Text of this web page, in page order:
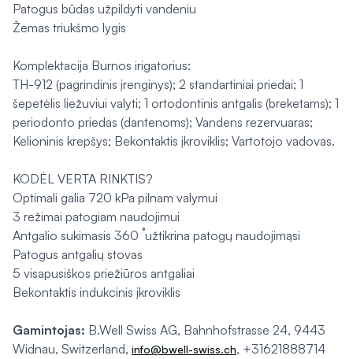
Patogus būdas užpildyti vandeniu
Žemas triukšmo lygis
Komplektacija Burnos irigatorius:
TH-912 (pagrindinis įrenginys); 2 standartiniai priedai; 1
šepetėlis liežuviui valyti; 1 ortodontinis antgalis (breketams); 1
periodonto priedas (dantenoms); Vandens rezervuaras;
Kelioninis krepšys; Bekontaktis įkroviklis; Vartotojo vadovas.
KODĖL VERTA RINKTIS?
Optimali galia 720 kPa pilnam valymui
3 režimai patogiam naudojimui
Antgalio sukimasis 360 ˚ užtikrina patogų naudojimąsi
Patogus antgalių stovas
5 visapusiškos priežiūros antgaliai
Bekontaktis indukcinis įkroviklis
Gamintojas: B.Well Swiss AG, Bahnhofstrasse 24, 9443
Widnau, Switzerland, info@bwell-swiss.ch, +31621888714